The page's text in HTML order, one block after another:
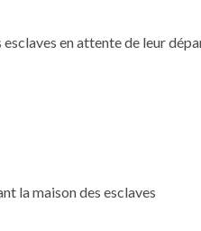
esclaves en attente de leur
la maison des esclaves